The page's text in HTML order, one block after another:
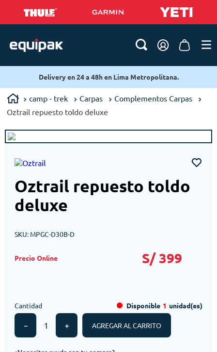
Delivery en 24 a 48h en Lima Metropolitana.
camp - trek Carpas
Complementos Carpas
Oztrail repuesto toldo deluxe
Oztrail repuesto toldo
deluxe
SKU: MPGC-D30B-D
S/ 399
Cantidad
＋
－
Disponible 1 unidad(es)
AGREGAR AL CARRITO